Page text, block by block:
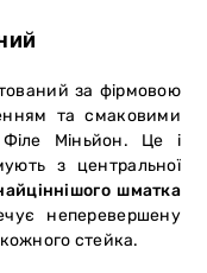
за фірмовою
та смаковими
Міньйон. Це і
з центральної
шматка
неперевершену
стейка.